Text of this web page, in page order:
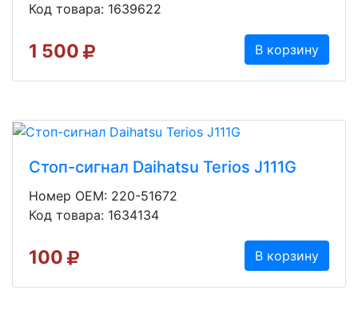
Код товара: 1639622
1 500 В корзину
Стоп-сигнал Daihatsu Terios J111G
Номер OEM: 220-51672
Код товара: 1634134
100 В корзину